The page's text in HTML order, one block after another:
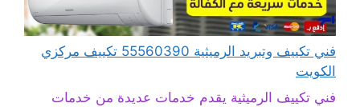
فني تكييف وتبريد الرميثية 55560390 تكييف مركزي
الكويت
فني تكييف الرميثية يقدم خدمات عديدة من خدمات